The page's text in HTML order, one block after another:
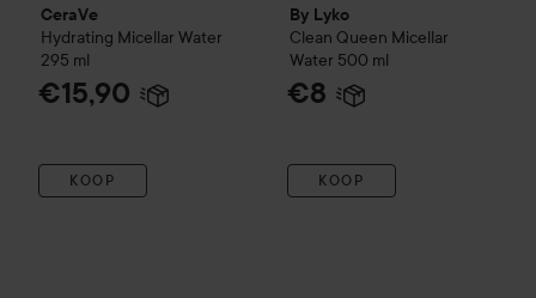
CeraVe
Hydrating Micellar Water
295 ml
€15,90
KOOP
By Lyko
Clean Queen Micellar
Water 500 ml
€8
KOOP